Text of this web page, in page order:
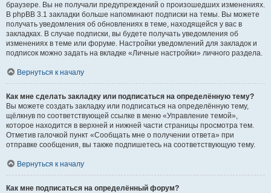
браузере. Вы не получали предупреждений о произошедших изменениях.
В phpBB 3.1 закладки больше напоминают подписки на темы. Вы можете
получать уведомления об обновлениях в теме, находящейся у вас в
закладках. В случае подписки, вы будете получать уведомления об
изменениях в теме или форуме. Настройки уведомлений для закладок и
подписок можно задать на вкладке «Личные настройки» личного раздела.
Вернуться к началу
Как мне сделать закладку или подписаться на определённую тему?
Вы можете создать закладку или подписаться на определённую тему,
щёлкнув по соответствующей ссылке в меню «Управление темой»,
которое находится в верхней и нижней части страницы просмотра тем.
Отметив галочкой пункт «Сообщать мне о получении ответа» при
отправке сообщения, вы также подпишетесь на соответствующую тему.
Вернуться к началу
Как мне подписаться на определённый форум?